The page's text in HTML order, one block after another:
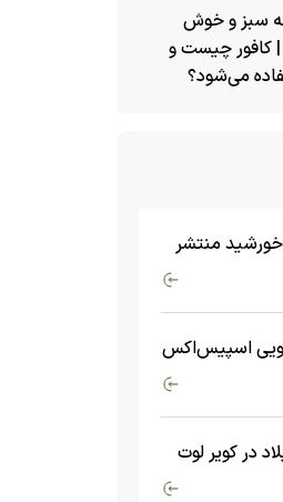
سبز و خوش
| کافور چیست و
می‌شود؟
خورشید منتشر
و ۴ هزار کیلویی اسپیس‌اکس
در کویر لوت